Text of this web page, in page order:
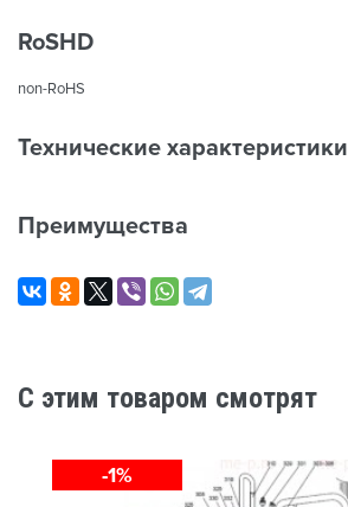
RoSHD
non-RoHS
Технические характеристики
Преимущества
C этим товаром смотрят
-1%